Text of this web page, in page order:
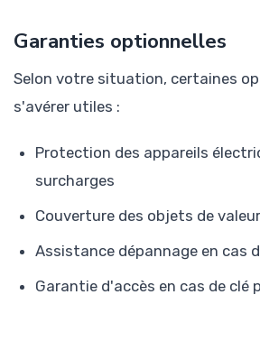
Garanties optionnelles
Selon votre situation, certaines
s'avérer utiles :
Protection des appareils
surcharges
Couverture des objets de
Assistance dépannage en cas
Garantie d'accès en cas de clé